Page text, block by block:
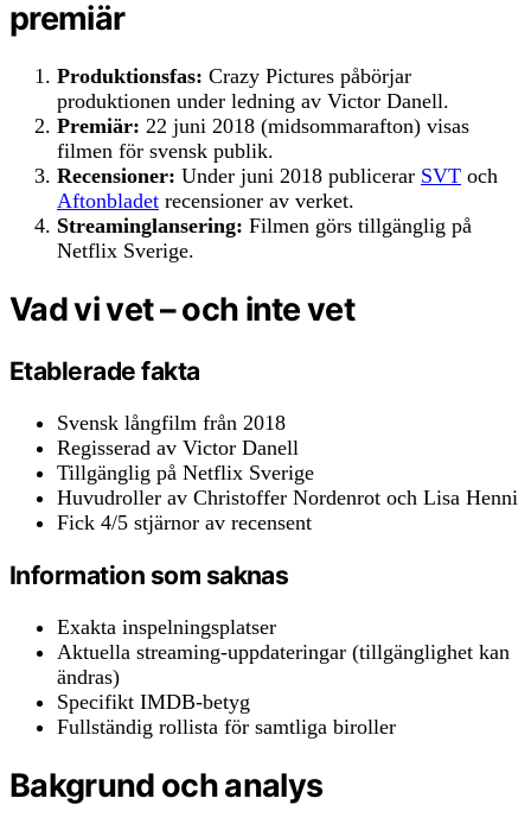
premiär
Produktionsfas: Crazy Pictures påbörjar
produktionen under ledning av Victor Danell.
Premiär: 22 juni 2018 (midsommarafton) visas
filmen för svensk publik.
Recensioner: Under juni 2018 publicerar SVT och
Aftonbladet recensioner av verket.
Streaminglansering: Filmen görs tillgänglig på
Netflix Sverige.
Vad vi vet – och inte vet
Etablerade fakta
Svensk långfilm från 2018
Regisserad av Victor Danell
Tillgänglig på Netflix Sverige
Huvudroller av Christoffer Nordenrot och Lisa Henni
Fick 4/5 stjärnor av recensent
Information som saknas
Exakta inspelningsplatser
Aktuella streaming-uppdateringar (tillgänglighet kan
ändras)
Specifikt IMDB-betyg
Fullständig rollista för samtliga biroller
Bakgrund och analys